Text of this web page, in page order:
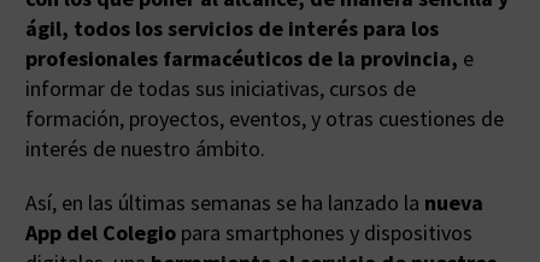
ágil, todos los servicios de interés para los
profesionales farmacéuticos de la provincia, e
informar de todas sus iniciativas, cursos de
formación, proyectos, eventos, y otras cuestiones de
interés de nuestro ámbito.
Así, en las últimas semanas se ha lanzado la nueva
App del Colegio para smartphones y dispositivos